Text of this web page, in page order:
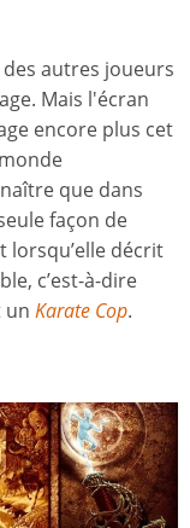
autres joueurs
Mais l'écran
encore plus cet
que dans
façon de
lorsqu’elle décrit
c’est-à-dire
un Karate Cop.